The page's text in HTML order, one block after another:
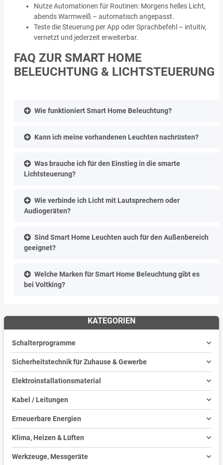
Nutze Automationen für Routinen: Morgens helles Licht,
abends Warmweiß – automatisch angepasst.
Teste die Steuerung per App oder Sprachbefehl – intuitiv,
vernetzt und jederzeit erweiterbar.
FAQ ZUR SMART HOME
BELEUCHTUNG & LICHTSTEUERUNG
Wie funktioniert Smart Home Beleuchtung?
Kann ich meine vorhandenen Leuchten nachrüsten?
Was brauche ich für den Einstieg in die smarte
Lichtsteuerung?
Wie verbinde ich Licht mit Lautsprechern oder
Audiogeräten?
Sind Smart Home Leuchten auch für den Außenbereich
geeignet?
Welche Marken für Smart Home Beleuchtung gibt es
bei Voltking?
KATEGORIEN
Schalterprogramme
Sicherheitstechnik für Zuhause & Gewerbe
Elektroinstallationsmaterial
Kabel / Leitungen
Erneuerbare Energien
Klima, Heizen & Lüften
Werkzeuge, Messgeräte